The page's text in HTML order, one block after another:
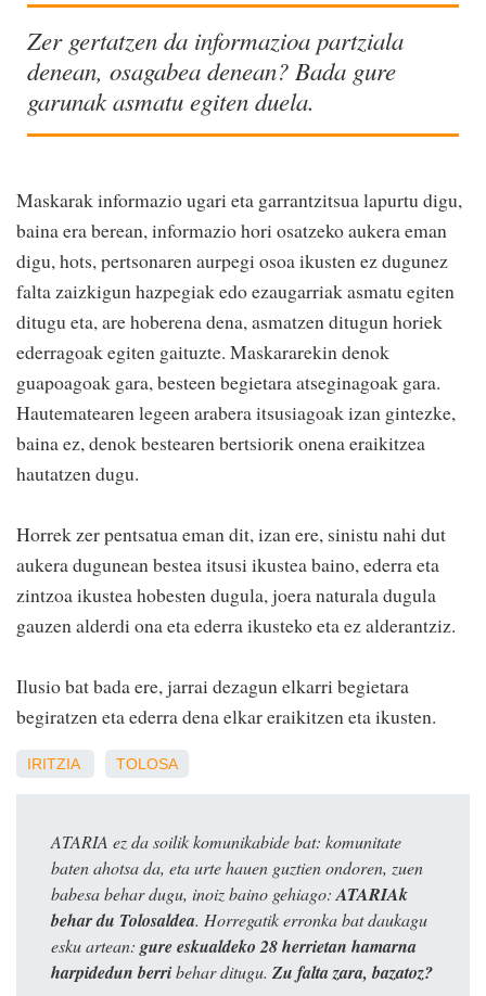
Zer gertatzen da informazioa partziala
denean, osagabea denean? Bada gure
garunak asmatu egiten duela.
Maskarak informazio ugari eta garrantzitsua lapurtu digu,
baina era berean, informazio hori osatzeko aukera eman
digu, hots, pertsonaren aurpegi osoa ikusten ez dugunez
falta zaizkigun hazpegiak edo ezaugarriak asmatu egiten
ditugu eta, are hoberena dena, asmatzen ditugun horiek
ederragoak egiten gaituzte. Maskararekin denok
guapoagoak gara, besteen begietara atseginagoak gara.
Hautematearen legeen arabera itsusiagoak izan gintezke,
baina ez, denok bestearen bertsiorik onena eraikitzea
hautatzen dugu.
Horrek zer pentsatua eman dit, izan ere, sinistu nahi dut
aukera dugunean bestea itsusi ikustea baino, ederra eta
zintzoa ikustea hobesten dugula, joera naturala dugula
gauzen alderdi ona eta ederra ikusteko eta ez alderantziz.
Ilusio bat bada ere, jarrai dezagun elkarri begietara
begiratzen eta ederra dena elkar eraikitzen eta ikusten.
IRITZIA TOLOSA
ATARIA ez da soilik komunikabide bat: komunitate
baten ahotsa da, eta urte hauen guztien ondoren, zuen
babesa behar dugu, inoiz baino gehiago: ATARIAk
behar du Tolosaldea. Horregatik erronka bat daukagu
esku artean: gure eskualdeko 28 herrietan hamarna
harpidedun berribehar ditugu. Zu falta zara, bazatoz?